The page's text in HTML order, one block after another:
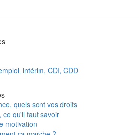
intérim, CDI, CDD
quels sont vos droits
ce qu'il faut savoir
motivation